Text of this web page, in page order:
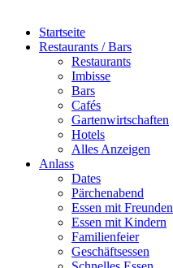
Startseite
Restaurants / Bars
Restaurants
Imbisse
Bars
Cafés
Gartenwirtschaften
Hotels
Alles Anzeigen
Anlass
Dates
Pärchenabend
Essen mit Freunden
Essen mit Kindern
Familienfeier
Geschäftsessen